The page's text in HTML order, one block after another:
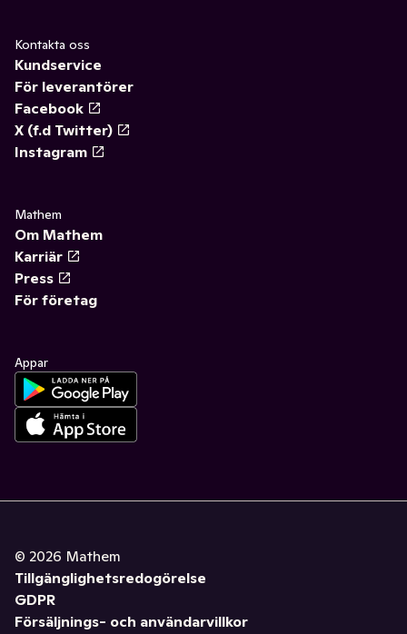
Kontakta oss
Kundservice
För leverantörer
Facebook
X (f.d Twitter)
Instagram
Mathem
Om Mathem
Karriär
Press
För företag
Appar
© 2026 Mathem
Tillgänglighetsredogörelse
GDPR
Försäljnings- och användarvillkor